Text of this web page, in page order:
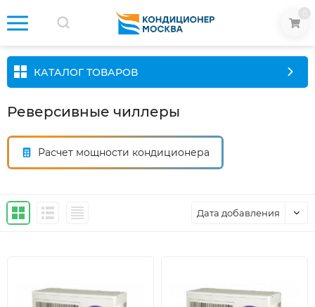
КАТАЛОГ ТОВАРОВ
Реверсивные чиллеры
Расчет мощности кондиционера
Дата добавления